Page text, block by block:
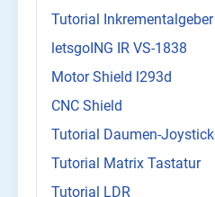
Tutorial Inkrementalgeber
letsgoING IR VS-1838
Motor Shield l293d
CNC Shield
Tutorial Daumen-Joystick
Tutorial Matrix Tastatur
Tutorial LDR